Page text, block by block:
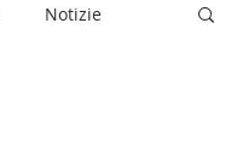
Notizie